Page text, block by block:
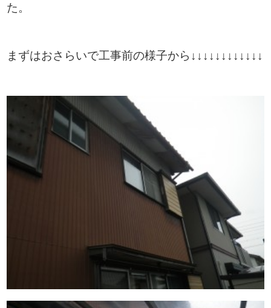
た。
まずはおさらいで工事前の様子から↓↓↓↓↓↓↓↓↓↓↓↓